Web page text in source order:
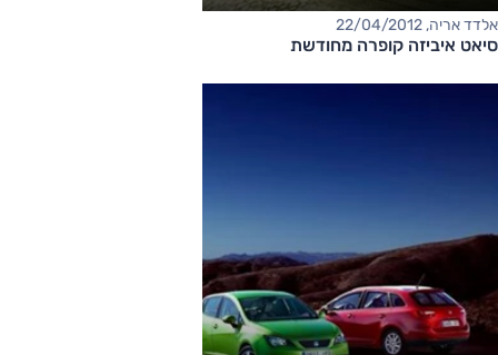
אלדד אריה, 22/04/2012
סיאט איביזה קופרה מחודשת